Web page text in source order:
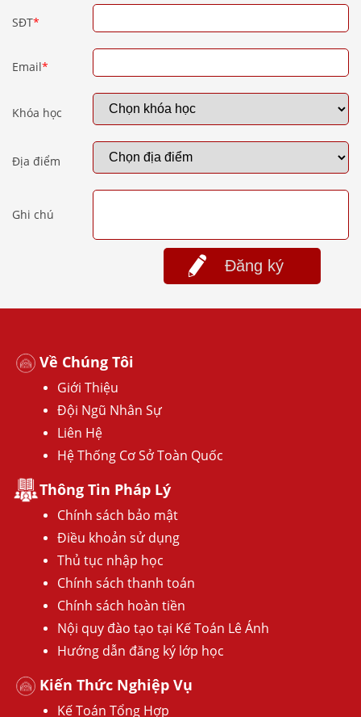
SĐT*
Email*
Khóa học
Địa điểm
Ghi chú
Đăng ký
Về Chúng Tôi
Giới Thiệu
Đội Ngũ Nhân Sự
Liên Hệ
Hệ Thống Cơ Sở Toàn Quốc
Thông Tin Pháp Lý
Chính sách bảo mật
Điều khoản sử dụng
Thủ tục nhập học
Chính sách thanh toán
Chính sách hoàn tiền
Nội quy đào tạo tại Kế Toán Lê Ánh
Hướng dẫn đăng ký lớp học
Kiến Thức Nghiệp Vụ
Kế Toán Tổng Hợp